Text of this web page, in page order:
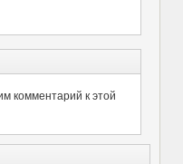
комментарий к этой